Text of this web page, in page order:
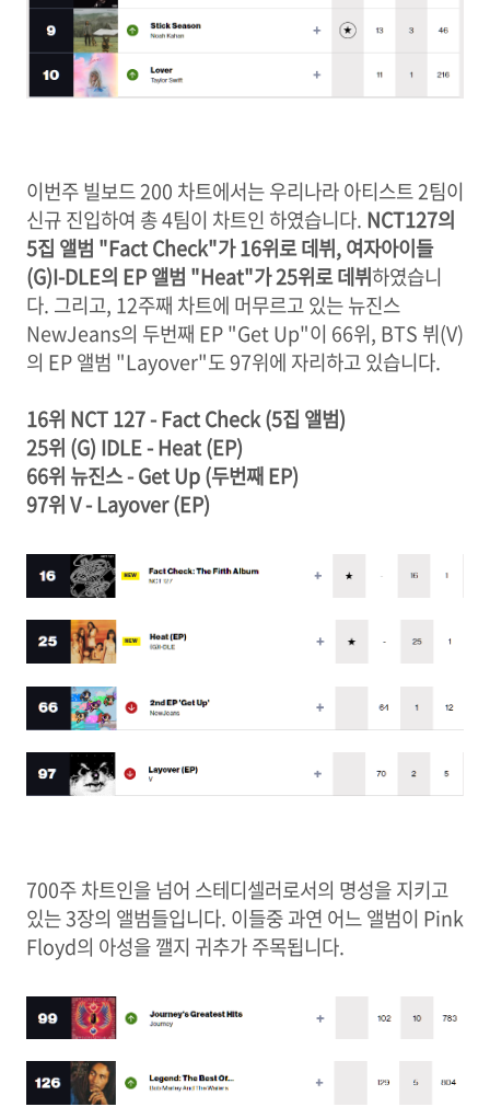
이번주 빌보드 200 차트에서는 우리나라 아티스트 2팀이
신규 진입하여 총 4팀이 차트인 하였습니다. NCT127의
5집 앨범 "Fact Check"가 16위로 데뷔, 여자아이들
(G)I-DLE의 EP 앨범 "Heat"가 25위로 데뷔하였습니
다. 그리고, 12주째 차트에 머무르고 있는 뉴진스
NewJeans의 두번째 EP "Get Up"이 66위, BTS 뷔(V)
의 EP 앨범 "Layover"도 97위에 자리하고 있습니다.
16위 NCT 127 - Fact Check (5집 앨범)
25위 (G) IDLE - Heat (EP)
66위 뉴진스 - Get Up (두번째 EP)
97위 V - Layover (EP)
700주 차트인을 넘어 스테디셀러로서의 명성을 지키고
있는 3장의 앨범들입니다. 이들중 과연 어느 앨범이 Pink
Floyd의 아성을 깰지 귀추가 주목됩니다.